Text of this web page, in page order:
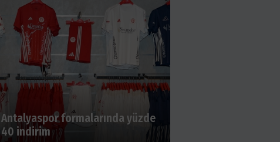
Antalyaspor formalarında yüzde
40 indirim